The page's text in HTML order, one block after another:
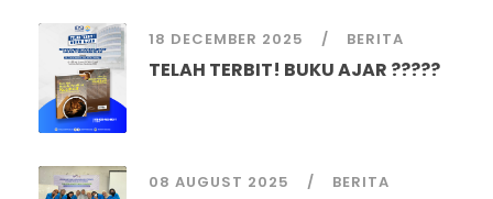
18 DECEMBER 2025 BERITA
TELAH TERBIT! BUKU AJAR ?????
08 AUGUST 2025 BERITA